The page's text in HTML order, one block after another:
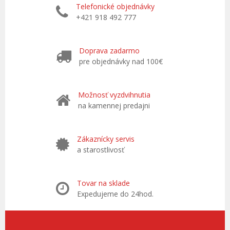
Telefonické objednávky
+421 918 492 777
Doprava zadarmo
pre objednávky nad 100€
Možnosť vyzdvihnutia
na kamennej predajni
Zákaznícky servis
a starostlivosť
Tovar na sklade
Expedujeme do 24hod.